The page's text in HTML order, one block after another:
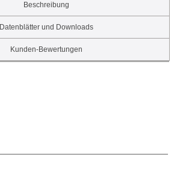
Beschreibung
Datenblätter und Downloads
Kunden-Bewertungen